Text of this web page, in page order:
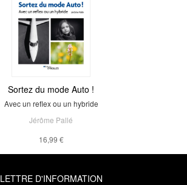
Sortez du mode Auto !
Avec un reflex ou un hybride
Jérôme Pallé
16,99 €
LETTRE D'INFORMATION